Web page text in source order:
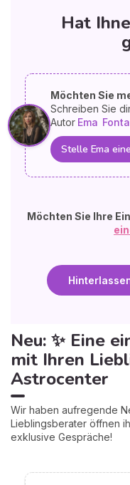
Hat
Möchten Sie
Schreiben Sie
Autor Ema
Stelle Ema
Möchten Sie Ihre
Neu: ✨ Eine
mit Ihren
Astrocenter
Wir haben aufregende
Lieblingsberater öffnen
exklusive Gespräche!